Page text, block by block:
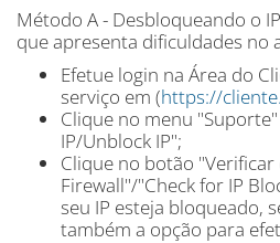
Método A - Desbloqueando o
que apresenta dificuldades no
Efetue login na Área do
serviço em (https://
Clique no menu
IP/Unblock IP";
Clique no botão "Verificar
Firewall"/"Check for IP
seu IP esteja bloqueado,
também a opção para